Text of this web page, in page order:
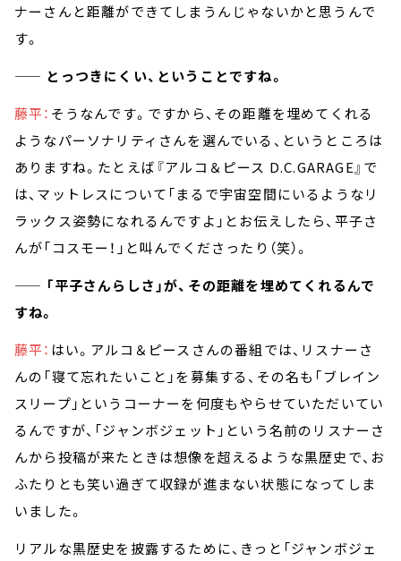
ナーさんと距離ができてしまうんじゃないかと思うんで
す。
—— とっつきにくい、ということですね。
藤平： そうなんです。ですから、その距離を埋めてくれる
ようなパーソナリティさんを選んでいる、というところは
ありますね。たとえば『アルコ＆ピース D.C.GARAGE』で
は、マットレスについて「まるで宇宙空間にいるようなリ
ラックス姿勢になれるんですよ」とお伝えしたら、平子さ
んが「コスモー！」と叫んでくださったり（笑）。
—— 「平子さんらしさ」が、その距離を埋めてくれるんで
すね。
藤平： はい。アルコ＆ピースさんの番組では、リスナーさ
んの「寝て忘れたいこと」を募集する、その名も「ブレイン
スリープ」というコーナーを何度もやらせていただいてい
るんですが、「ジャンボジェット」という名前のリスナーさ
んから投稿が来たときは想像を超えるような黒歴史で、お
ふたりとも笑い過ぎて収録が進まない状態になってしま
いました。
リアルな黒歴史を披露するために、きっと「ジャンボジェ